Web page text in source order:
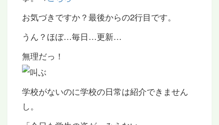
お気づきですか？最後からの2行目です。
うん？ほぼ…毎日…更新…
無理だっ！
学校がないのに学校の日常は紹介できません
し。